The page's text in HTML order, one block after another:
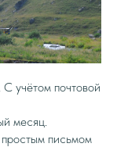
учётом почтовой
месяц.
письмом